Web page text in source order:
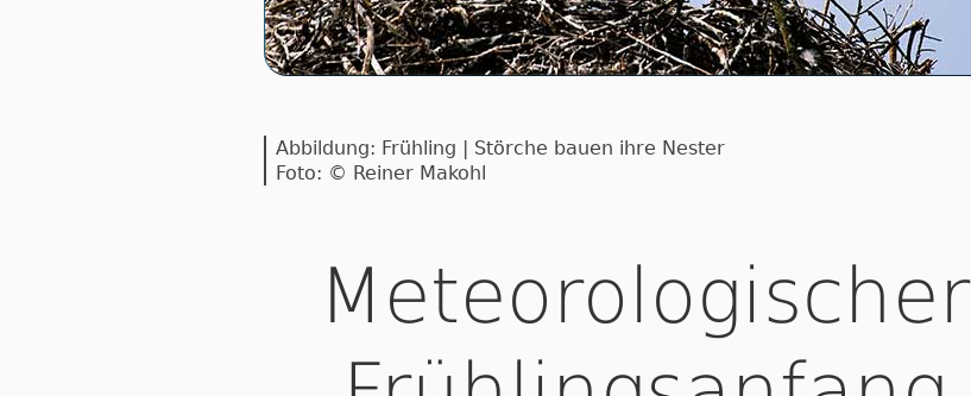
Abbildung: Frühling | Störche bauen ihre Nester
Foto: © Reiner Makohl
Meteorologischer